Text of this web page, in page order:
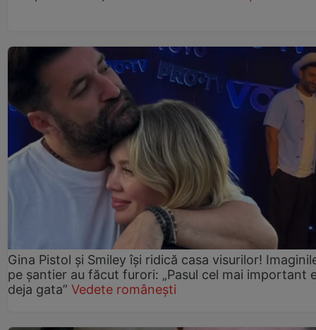
Gina Pistol și Smiley își ridică casa visurilor!
pe șantier au făcut furori: „Pasul cel mai important
deja gata” Vedete românești